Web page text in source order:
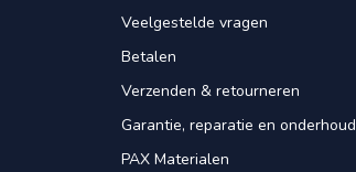
Veelgestelde vragen
Betalen
Verzenden & retourneren
Garantie, reparatie en onderhoud
PAX Materialen